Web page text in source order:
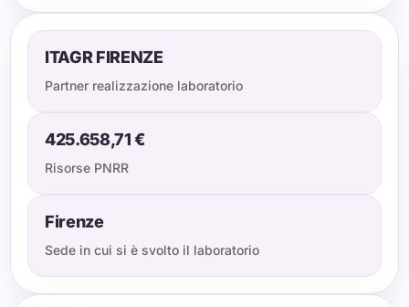
ITAGR FIRENZE
Partner realizzazione laboratorio
425.658,71 €
Risorse PNRR
Firenze
Sede in cui si è svolto il laboratorio